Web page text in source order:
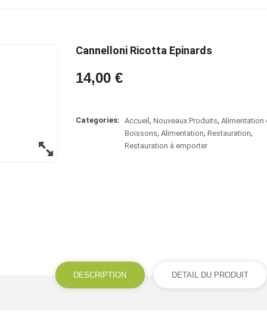
Cannelloni Ricotta Epinards
14,00 €
Categories: Accueil Nouveaux Produits Alimentation
Boissons Alimentation Restauration
Restauration à emporter
DESCRIPTION DETAIL DU PRODUIT